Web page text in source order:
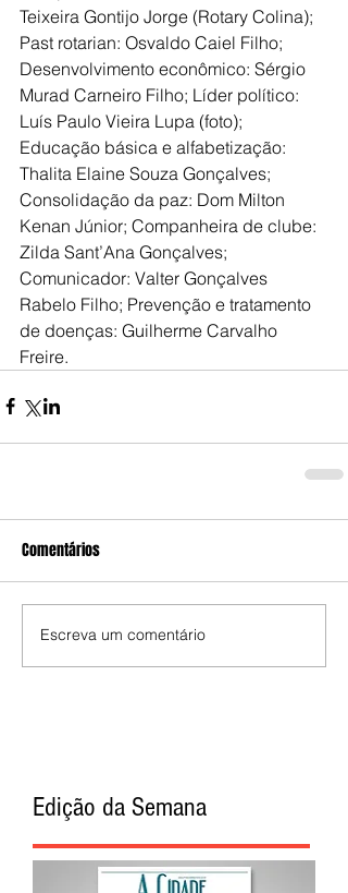
Teixeira Gontijo Jorge (Rotary Colina);
Past rotarian: Osvaldo Caiel Filho;
Desenvolvimento econômico: Sérgio
Murad Carneiro Filho; Líder político:
Luís Paulo Vieira Lupa (foto);
Educação básica e alfabetização:
Thalita Elaine Souza Gonçalves;
Consolidação da paz: Dom Milton
Kenan Júnior; Companheira de clube:
Zilda Sant’Ana Gonçalves;
Comunicador: Valter Gonçalves
Rabelo Filho; Prevenção e tratamento
de doenças: Guilherme Carvalho
Freire.
Comentários
Escreva um comentário
Edição da Semana